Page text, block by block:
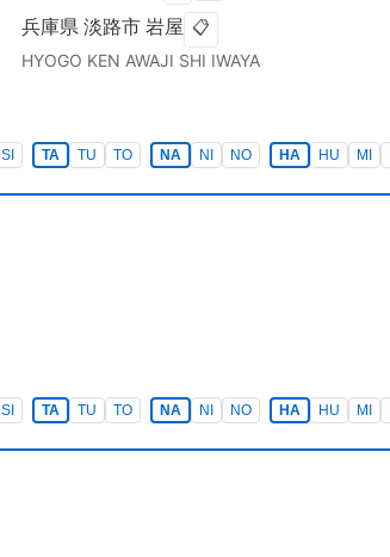
兵庫県 淡路市 岩屋 📋
HYOGO KEN AWAJI SHI IWAYA
SI TA TU TO NA NI NO HA HU MI
SI TA TU TO NA NI NO HA HU MI